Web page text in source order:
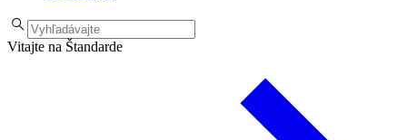
Vitajte na Štandarde